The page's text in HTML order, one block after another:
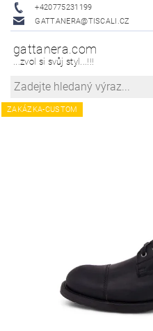
+420775231199
GATTANERA@TISCALI.CZ
gattanera.com
...zvol si svůj styl...!!!
ZAKÁZKA-CUSTOM